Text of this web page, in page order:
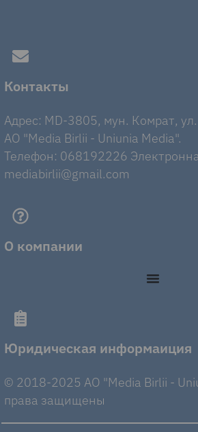
Контакты
Адрес: MD-3805, мун. Комрат,
AO "Media Birlii - Uniunia Media".
Телефон: 068192226
mediabirlii@gmail.com
О компании
Юридическая информаиция
© 2018-2025 AO "Media Birlii -
права защищены